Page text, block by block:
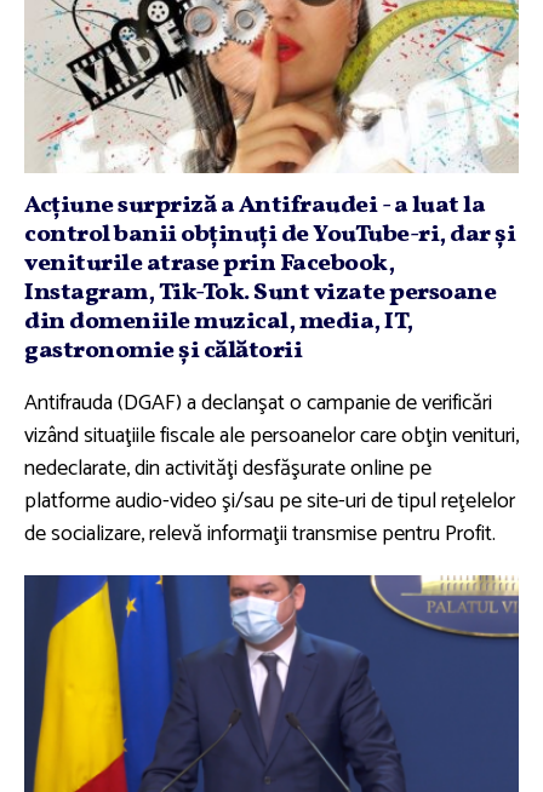
Acţiune surpriză a Antifraudei - a luat la
control banii obţinuţi de YouTube-ri, dar şi
veniturile atrase prin Facebook,
Instagram, Tik-Tok. Sunt vizate persoane
din domeniile muzical, media, IT,
gastronomie şi călătorii
Antifrauda (DGAF) a declanşat o campanie de verificări
vizând situaţiile fiscale ale persoanelor care obţin venituri,
nedeclarate, din activităţi desfăşurate online pe
platforme audio-video şi/sau pe site-uri de tipul reţelelor
de socializare, relevă informaţii transmise pentru Profit.